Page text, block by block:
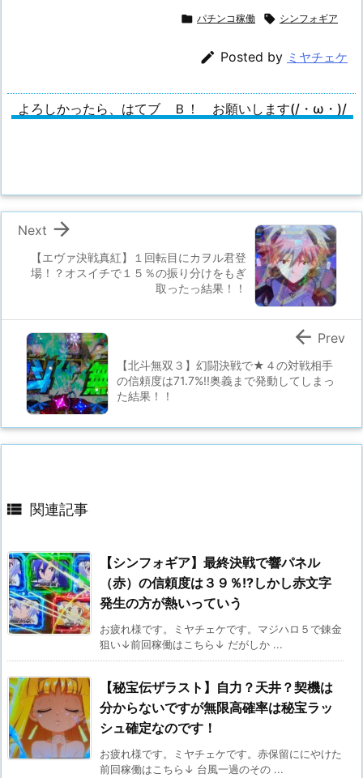
 パチンコ稼働  シンフォギア
 Posted by ミヤチェケ
よろしかったら、はてブ Ｂ！ お願いします(/・ω・)/
【エヴァ決戦真紅】１回転目にカヲル君登
場！？オスイチで１５％の振り分けをもぎ
取ったっ結果！！

Next
【北斗無双３】幻闘決戦で★４の対戦相手
の信頼度は71.7%!!奥義まで発動してしまっ
た結果！！
 Prev
 関連記事
【シンフォギア】最終決戦で響パネル
（赤）の信頼度は３９％!?しかし赤文字
発生の方が熱いっていう
お疲れ様です。ミヤチェケです。マジハロ５で錬金
狙い↓前回稼働はこちら↓ だがしか ...
【秘宝伝ザラスト】自力？天井？契機は
分からないですが無限高確率は秘宝ラッ
シュ確定なのです！
お疲れ様です。ミヤチェケです。赤保留ににやけた
前回稼働はこちら↓ 台風一過のその ...